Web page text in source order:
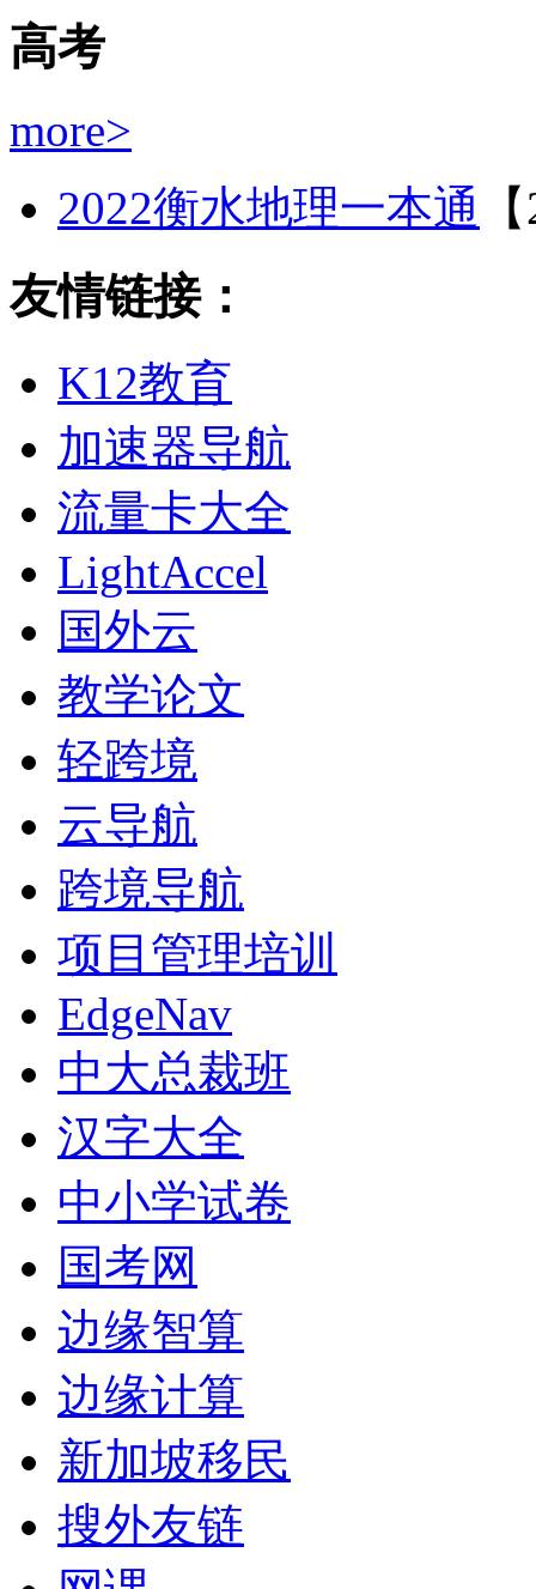
高考
more>
2022衡水地理一本通
友情链接：
K12教育
加速器导航
流量卡大全
LightAccel
国外云
教学论文
轻跨境
云导航
跨境导航
项目管理培训
EdgeNav
中大总裁班
汉字大全
中小学试卷
国考网
边缘智算
边缘计算
新加坡移民
搜外友链